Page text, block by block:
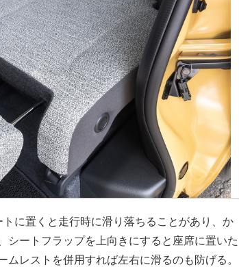
に置くと走行時に滑り落ちることがあり、か
シートフラップを上向きにすると座席に置いた
レストを併用すれば左右に滑るのも防げる。